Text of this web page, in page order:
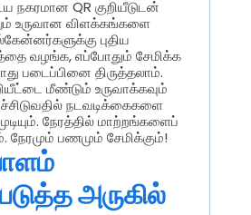
நகரமான QR குறியீடுடன்
உருவான விளக்கங்களை
புதிய
வழங்க, எப்போதும் சேமிக்க
படைப்பினை திருத்தலாம்.
மீண்டும் உருவாக்கவும்
நடவடிக்கைகளை
நேரத்தில் மாற்றங்களைப்
நேரமும் பணமும் சேமிக்கும்!
அருகில்